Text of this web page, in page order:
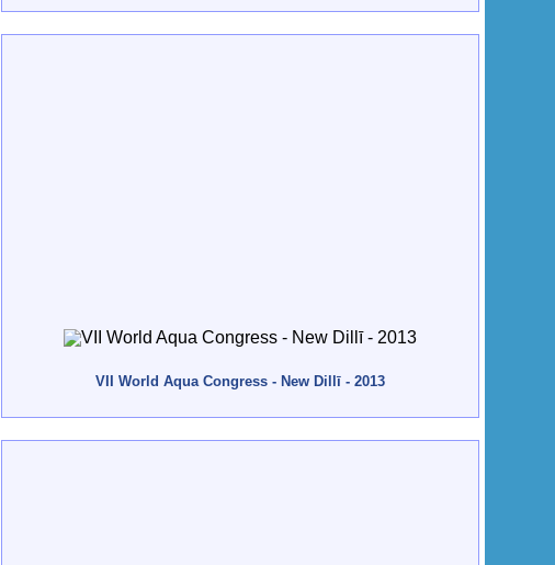
VII World Aqua Congress - New Dillī - 2013